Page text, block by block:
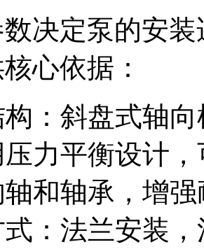
决定泵的安
心依据：
：斜盘式轴
力平衡设计
和轴承，增
：法兰安装